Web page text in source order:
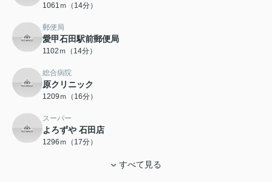
1061ｍ（14分）
郵便局
愛甲石田駅前郵便局
1102ｍ（14分）
総合病院
原クリニック
1209ｍ（16分）
スーパー
よろずや 石田店
1296ｍ（17分）
すべて見る